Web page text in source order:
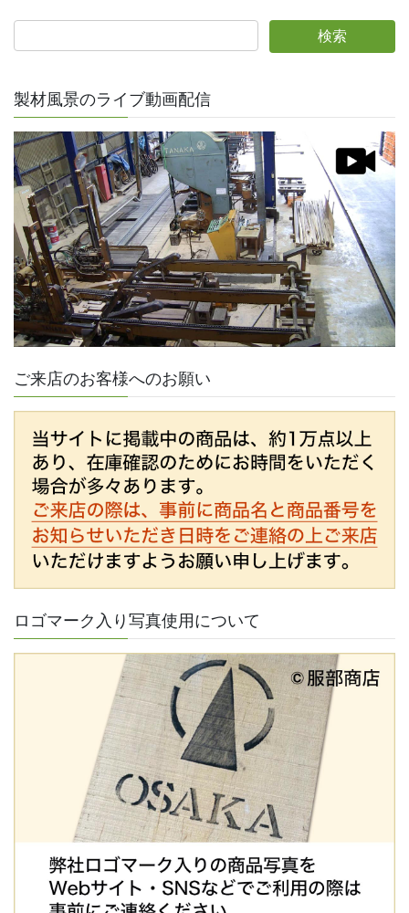
製材風景のライブ動画配信
ご来店のお客様へのお願い
ロゴマーク入り写真使用について